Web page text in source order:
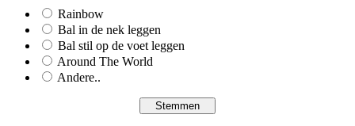
Rainbow
Bal in de nek leggen
Bal stil op de voet leggen
Around The World
Andere..